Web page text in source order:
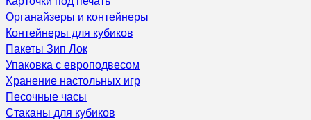
Органайзеры и контейнеры
Контейнеры для кубиков
Пакеты Зип Лок
Упаковка с европодвесом
Хранение настольных игр
Песочные часы
Стаканы для кубиков